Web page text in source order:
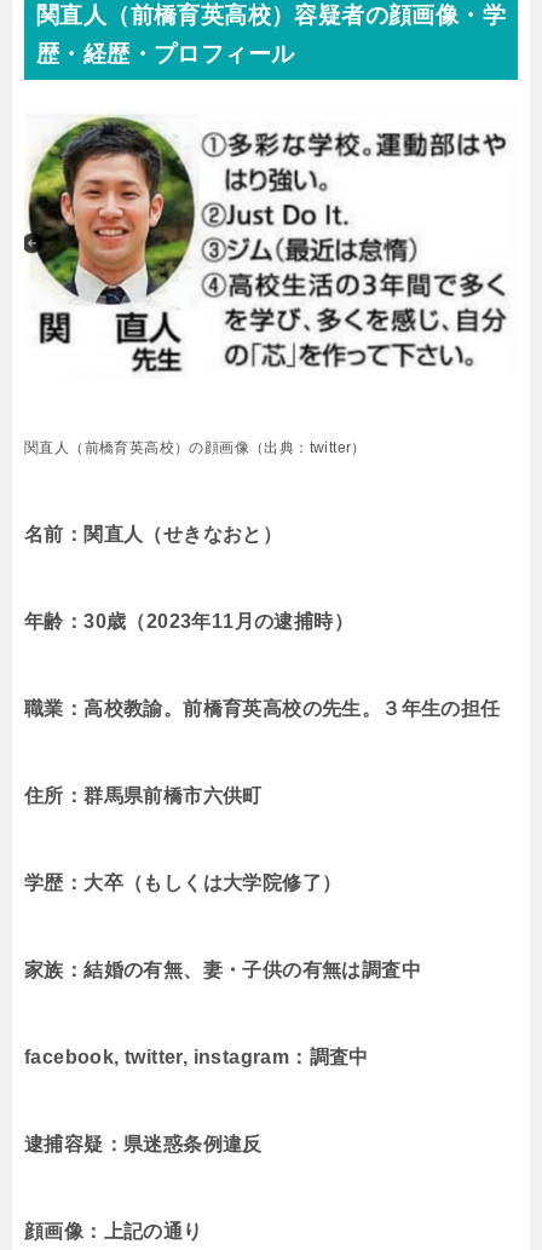
関直人（前橋育英高校）容疑者の顔画像・学
歴・経歴・プロフィール
関直人（前橋育英高校）の顔画像（出典：twitter）
名前：関直人（せきなおと）
年齢：30歳（2023年11月の逮捕時）
職業：高校教諭。前橋育英高校の先生。３年生の担任
住所：群馬県前橋市六供町
学歴：大卒（もしくは大学院修了）
家族：結婚の有無、妻・子供の有無は調査中
facebook, twitter, instagram：調査中
逮捕容疑：県迷惑条例違反
顔画像：上記の通り